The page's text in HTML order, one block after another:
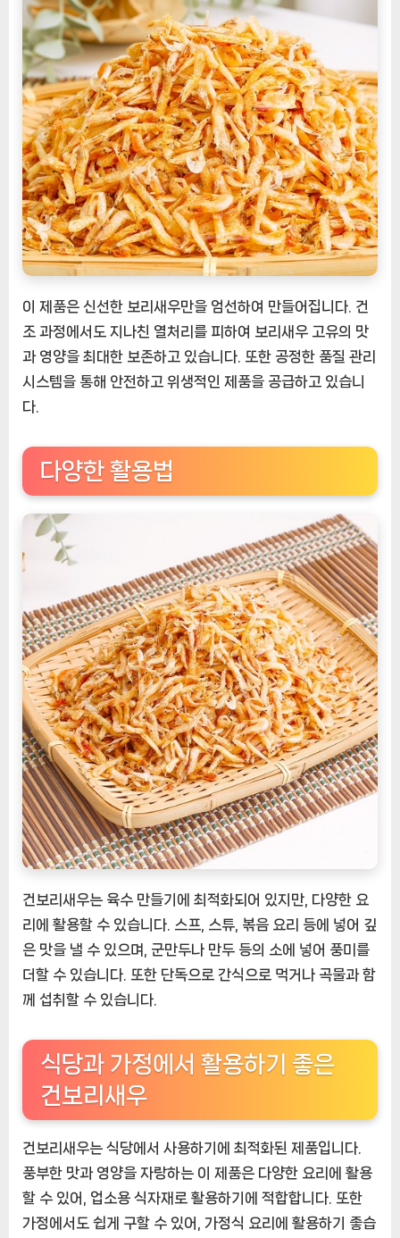
이 제품은 신선한 보리새우만을 엄선하여 만들어집니다. 건
조 과정에서도 지나친 열처리를 피하여 보리새우 고유의 맛
과 영양을 최대한 보존하고 있습니다. 또한 공정한 품질 관리
시스템을 통해 안전하고 위생적인 제품을 공급하고 있습니
다.
다양한 활용법
건보리새우는 육수 만들기에 최적화되어 있지만, 다양한 요
리에 활용할 수 있습니다. 스프, 스튜, 볶음 요리 등에 넣어 깊
은 맛을 낼 수 있으며, 군만두나 만두 등의 소에 넣어 풍미를
더할 수 있습니다. 또한 단독으로 간식으로 먹거나 곡물과 함
께 섭취할 수 있습니다.
식당과 가정에서 활용하기 좋은
건보리새우
건보리새우는 식당에서 사용하기에 최적화된 제품입니다.
풍부한 맛과 영양을 자랑하는 이 제품은 다양한 요리에 활용
할 수 있어, 업소용 식자재로 활용하기에 적합합니다. 또한
가정에서도 쉽게 구할 수 있어, 가정식 요리에 활용하기 좋습